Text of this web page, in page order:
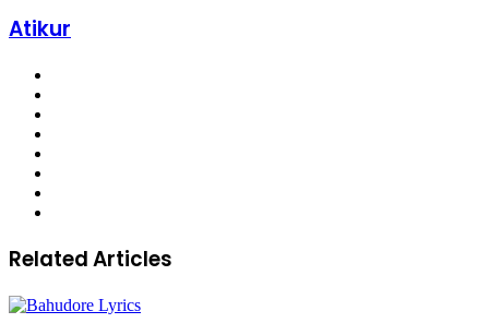
Atikur
Related Articles